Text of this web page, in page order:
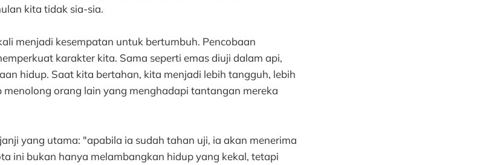
kita tidak sia-sia.
menjadi kesempatan untuk bertumbuh. Pencobaan
karakter kita. Sama seperti emas diuji dalam api,
hidup. Saat kita bertahan, kita menjadi lebih tangguh, lebih
menolong orang lain yang menghadapi tantangan mereka
yang utama: "apabila ia sudah tahan uji, ia akan menerima
ini bukan hanya melambangkan hidup yang kekal, tetapi